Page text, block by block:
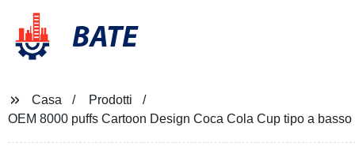
BATE
Casa
Prodotti
OEM 8000 puffs Cartoon Design Coca Cola Cup tipo a